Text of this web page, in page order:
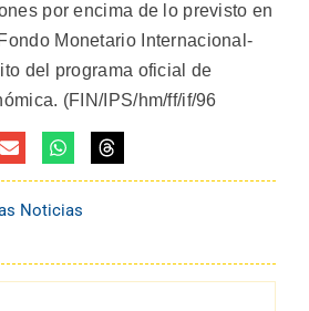
por encima de lo previsto en
Monetario Internacional-
del programa oficial de
(FIN/IPS/hm/ff/if/96
Noticias